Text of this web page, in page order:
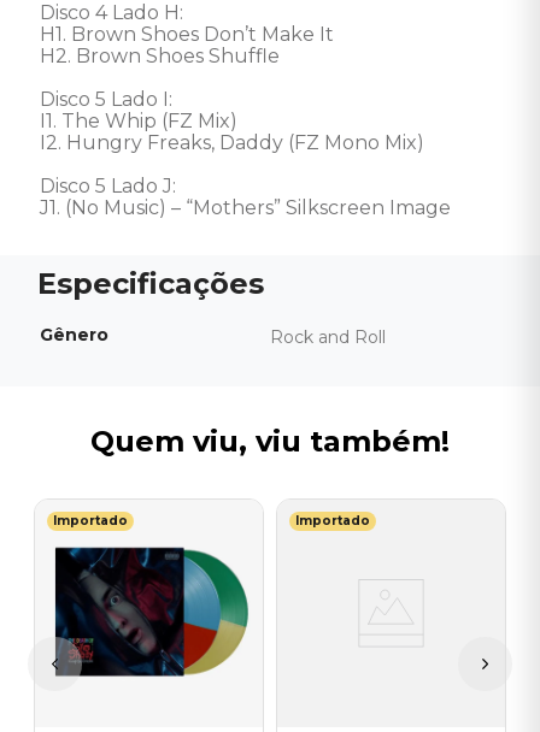
Disco 4 Lado H:
H1. Brown Shoes Don’t Make It
H2. Brown Shoes Shuffle
Disco 5 Lado I:
I1. The Whip (FZ Mix)
I2. Hungry Freaks, Daddy (FZ Mono Mix)
Disco 5 Lado J:
J1. (No Music) – “Mothers” Silkscreen Image
Gênero Rock and Roll
Quem viu, viu também!
Importado Importado